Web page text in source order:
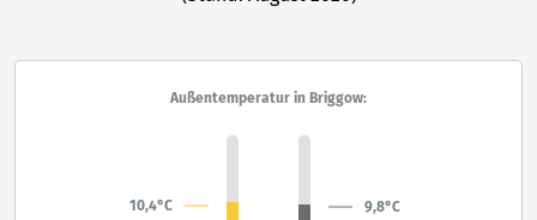
Außentemperatur in Briggow:
10,4°C 9,8°C